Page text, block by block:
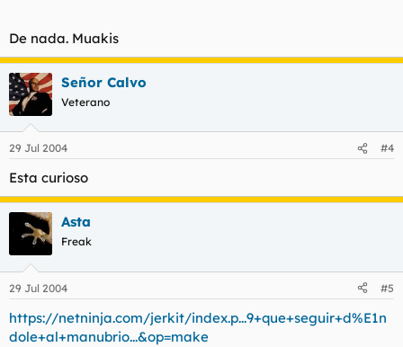
De nada. Muakis
Señor Calvo
Veterano
29 Jul 2004 #4
Esta curioso
Asta
Freak
29 Jul 2004 #5
https://netninja.com/jerkit/index.p...9+que+seguir+d%E1n
dole+al+manubrio...&op=make